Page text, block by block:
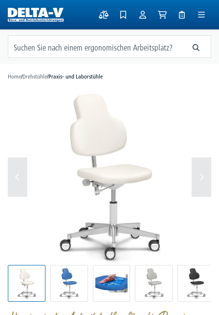
springen
Home/Drehstühle/Praxis- und Laborstühle